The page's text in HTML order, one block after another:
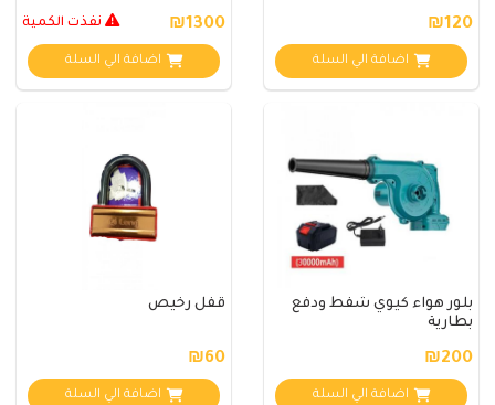
₪120
اضافة الي السلة
₪1300 نفذت الكمية
اضافة الي السلة
بلور هواء كيوي شفط ودفع
بطارية
₪200
اضافة الي السلة
قفل رخيص
₪60
اضافة الي السلة